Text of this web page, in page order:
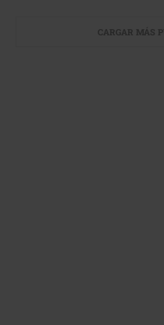
CARGAR MÁS